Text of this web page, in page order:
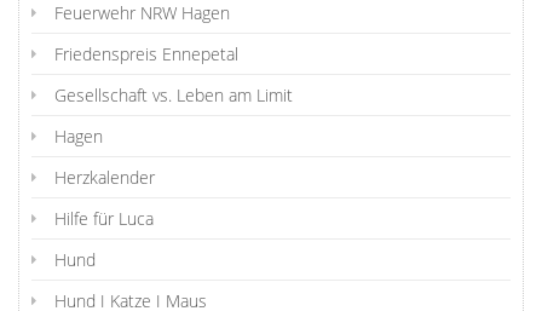
Feuerwehr NRW Hagen
Friedenspreis Ennepetal
Gesellschaft vs. Leben am Limit
Hagen
Herzkalender
Hilfe für Luca
Hund
Hund I Katze I Maus